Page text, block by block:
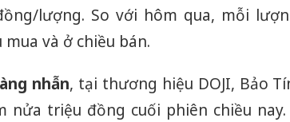
lượng. So với hôm qua, mỗi
và ở chiều bán.
nhẫn, tại thương hiệu DOJI, Bảo
nửa triệu đồng cuối phiên chiều